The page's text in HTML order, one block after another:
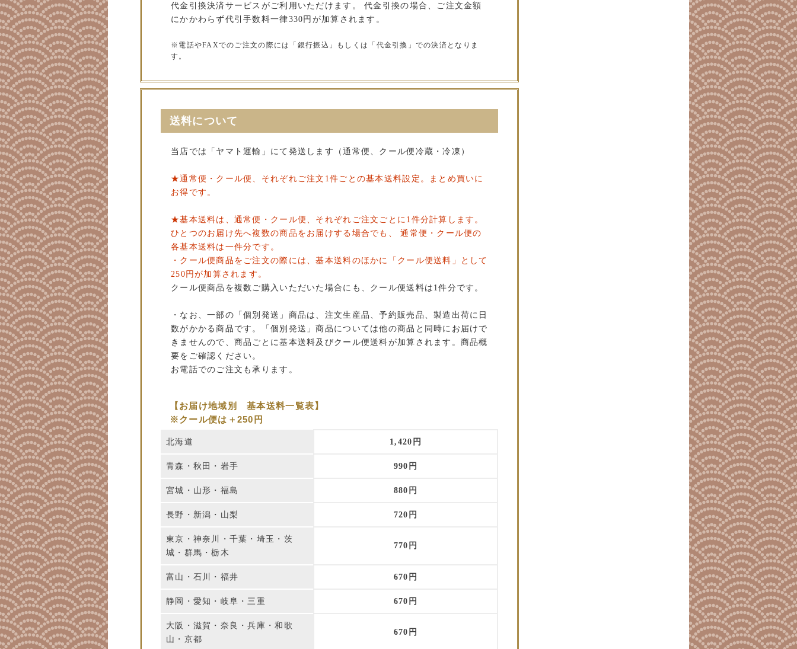
代金引換決済サービスがご利用いただけます。 代金引換の場合、ご注文金額
にかかわらず代引手数料一律330円が加算されます。
※電話やFAXでのご注文の際には「銀行振込」もしくは「代金引換」での決済となりま
す。
送料について
当店では「ヤマト運輸」にて発送します（通常便、クール便冷蔵・冷凍）
★通常便・クール便、それぞれご注文1件ごとの基本送料設定。まとめ買いに
お得です。
★基本送料は、通常便・クール便、それぞれご注文ごとに1件分計算します。
ひとつのお届け先へ複数の商品をお届けする場合でも、 通常便・クール便の
各基本送料は一件分です。
・クール便商品をご注文の際には、基本送料のほかに「クール便送料」として
250円が加算されます。
クール便商品を複数ご購入いただいた場合にも、クール便送料は1件分です。
・なお、一部の「個別発送」商品は、注文生産品、予約販売品、製造出荷に日
数がかかる商品です。「個別発送」商品については他の商品と同時にお届けで
きませんので、商品ごとに基本送料及びクール便送料が加算されます。商品概
要をご確認ください。
お電話でのご注文も承ります。
【お届け地域別 基本送料一覧表】
※クール便は＋250円
北海道 1,420円
青森・秋田・岩手 990円
宮城・山形・福島 880円
長野・新潟・山梨 720円
東京・神奈川・千葉・埼玉・茨
城・群馬・栃木
770円
富山・石川・福井 670円
静岡・愛知・岐阜・三重 670円
大阪・滋賀・奈良・兵庫・和歌
山・京都
670円